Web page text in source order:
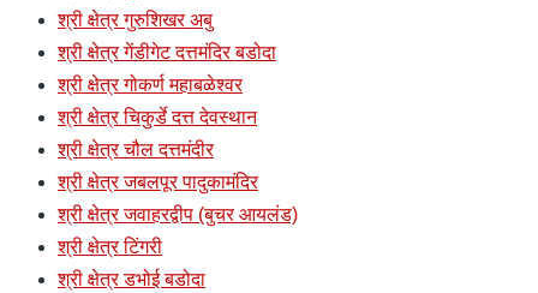
श्री क्षेत्र गुरुशिखर अबु
श्री क्षेत्र गेंडीगेट दत्तमंदिर बडोदा
श्री क्षेत्र गोकर्ण महाबळेश्वर
श्री क्षेत्र चिकुर्डे दत्त देवस्थान
श्री क्षेत्र चौल दत्तमंदीर
श्री क्षेत्र जबलपूर पादुकामंदिर
श्री क्षेत्र जवाहरद्वीप (बुचर आयलंड)
श्री क्षेत्र टिंगरी
श्री क्षेत्र डभोई बडोदा